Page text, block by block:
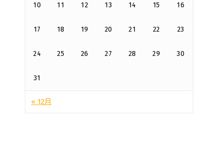
10 11 12 13 14 15 16
17 18 19 20 21 22 23
24 25 26 27 28 29 30
31
« 12月